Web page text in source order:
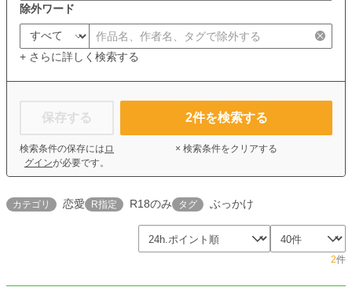
除外ワード
+ さらに詳しく検索する
保存する
検索条件の保存には ロ
グインが必要です。
2件を検索する
× 検索条件をクリアする
カテゴリ 恋愛 R指定 R18のみ タグ ぶっかけ
2件